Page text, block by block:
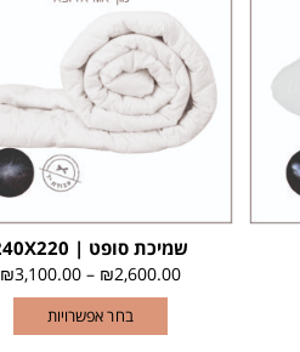
שמיכת סופט | 240X220
₪2,600.00
–
₪3,100.00
בחר אפשרויות